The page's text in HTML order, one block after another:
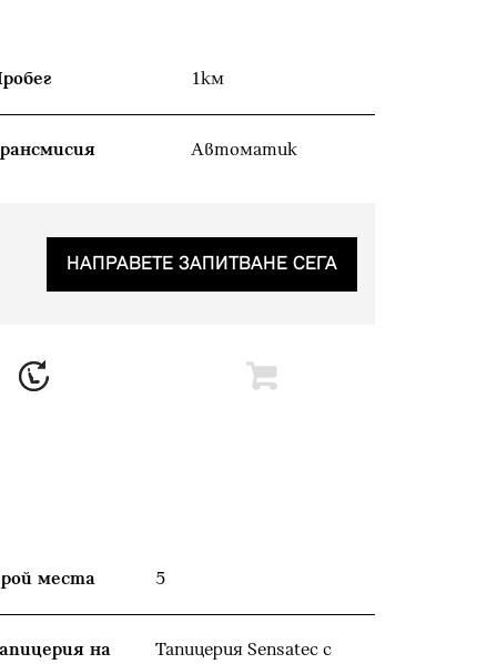
1км
Автоматик
НАПРАВЕТЕ ЗАПИТВАНЕ СЕГА
места 5
на
Тапицерия Sensatec с